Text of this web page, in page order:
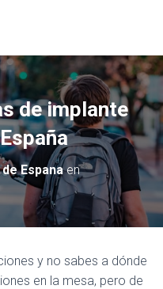
de implante
Espanaen
y no sabes a dónde
en la mesa, pero de